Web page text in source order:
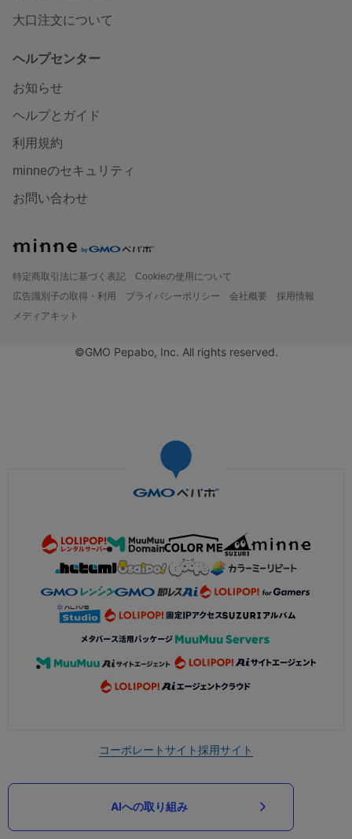
大口注文について
ヘルプセンター
お知らせ
ヘルプとガイド
利用規約
minneのセキュリティ
お問い合わせ
特定商取引法に基づく表記
Cookieの使用について
広告識別子の取得・利用
プライバシーポリシー 会社概要
採用情報
メディアキット
©GMO Pepabo, Inc. All rights reserved.
コーポレートサイト採用サイト
AIへの取り組み